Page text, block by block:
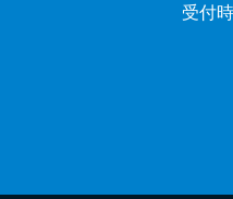
受付